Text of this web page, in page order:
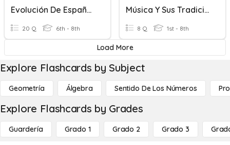
Evolución De España Repaso
20 Q 6th - 8th
Música Y Sus Tradiciones.
8 Q 1st - 8th
Load More
Explore Flashcards by Subject
Geometría Álgebra Sentido De Los Números
Explore Flashcards by Grades
Guardería Grado 1 Grado 2 Grado 3